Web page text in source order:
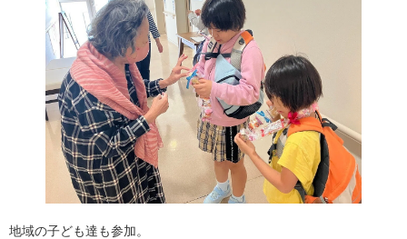
地域の子ども達も参加。